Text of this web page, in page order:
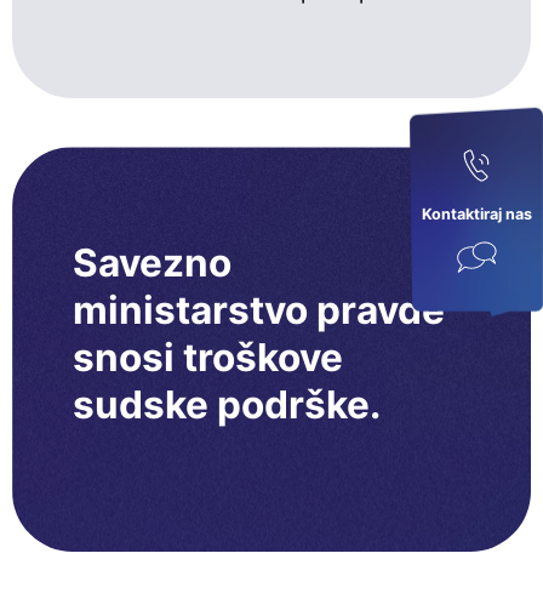
Kontaktiraj nas
Savezno
ministarstvo pravde
snosi troškove
sudske podrške.